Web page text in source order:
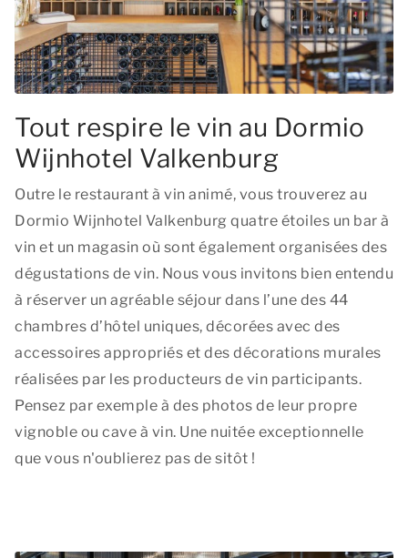
Tout respire le vin au Dormio
Wijnhotel Valkenburg
Outre le restaurant à vin animé, vous trouverez au
Dormio Wijnhotel Valkenburg quatre étoiles un bar à
vin et un magasin où sont également organisées des
dégustations de vin. Nous vous invitons bien entendu
à réserver un agréable séjour dans l’une des 44
chambres d’hôtel uniques, décorées avec des
accessoires appropriés et des décorations murales
réalisées par les producteurs de vin participants.
Pensez par exemple à des photos de leur propre
vignoble ou cave à vin. Une nuitée exceptionnelle
que vous n'oublierez pas de sitôt !